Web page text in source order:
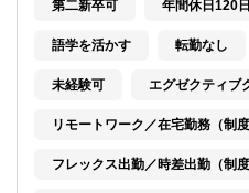
第二新卒可 年間休日120
語学を活かす 転勤なし
未経験可 エグゼクティブ
リモートワーク／在宅勤務（制度
フレックス出勤／時差出勤（制度